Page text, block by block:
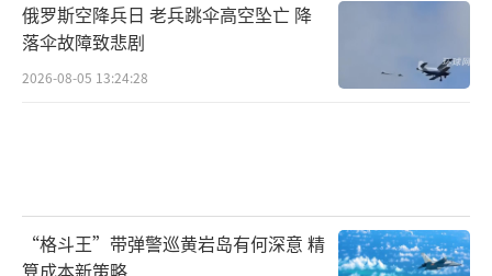
俄罗斯空降兵日 老兵跳伞高空坠亡 降
落伞故障致悲剧
2026-08-05 13:24:28
“格斗王”带弹警巡黄岩岛有何深意 精
算成本新策略